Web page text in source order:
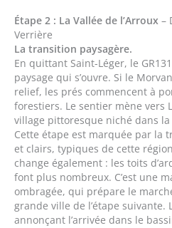
Étape 2 : La Vallée de l’Arroux –
Verrière
La transition paysagère.
En quittant Saint-Léger, le
paysage qui s’ouvre. Si le
relief, les prés commencent à
forestiers. Le sentier mène vers
village pittoresque niché dans
Cette étape est marquée par la
et clairs, typiques de cette
change également : les toits
font plus nombreux. C’est une
ombragée, qui prépare le
grande ville de l’étape suivante.
annonçant l’arrivée dans le